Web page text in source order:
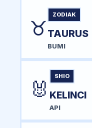
♉
ZODIAK
TAURUS
BUMI
🐰
SHIO
KELINCI
API